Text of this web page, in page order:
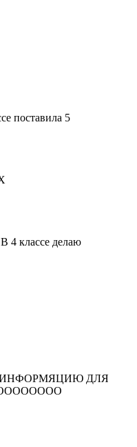
поставила 5
4 классе делаю
ИНФОРМЯЦИЮ ДЛЯ